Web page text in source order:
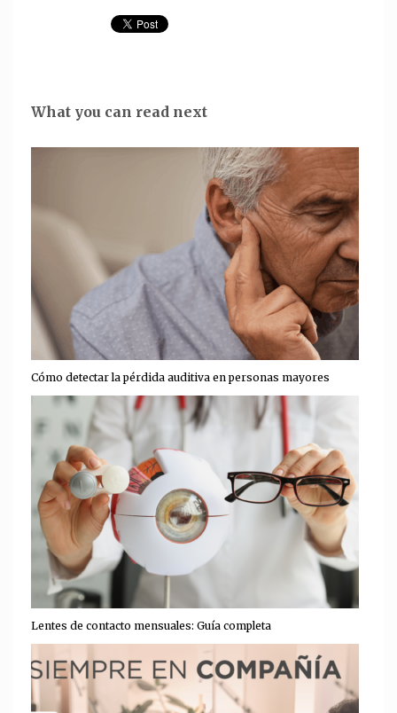
What you can read next
Cómo detectar la pérdida auditiva en personas mayores
Lentes de contacto mensuales: Guía completa